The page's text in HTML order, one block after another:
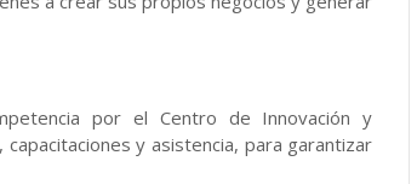
por el Centro de Innovación y
y asistencia, para garantizar